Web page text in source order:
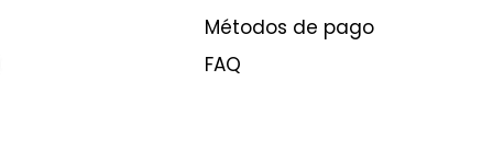
Métodos de pago
FAQ